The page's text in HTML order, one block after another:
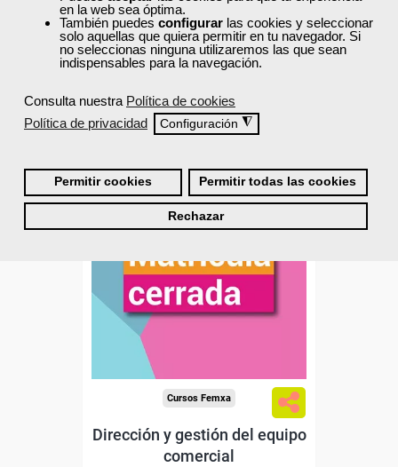
en la web sea óptima.
También puedes configurar las cookies y seleccionar
solo aquellas que quiera permitir en tu navegador. Si
no seleccionas ninguna utilizaremos las que sean
indispensables para la navegación.
Consulta nuestra Política de cookies
Política de privacidad
Configuración ◮
Permitir cookies Permitir todas las cookies
Rechazar
Online (toda España)
Matrícula cerrada
0 79
ONLINE
Cursos Femxa
Dirección y gestión del equipo
comercial